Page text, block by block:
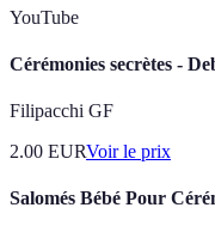
YouTube
Cérémonies secrètes -
Filipacchi GF
2.00 EURVoir le prix
Salomés Bébé Pour